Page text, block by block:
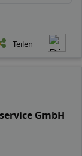
Teilen
GmbH